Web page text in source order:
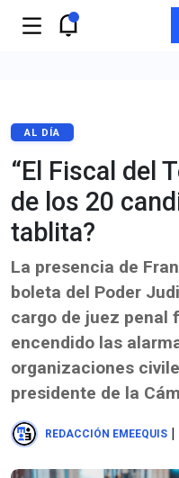
AL DÍA
“El Fiscal del
de los 20
tablita?
La presencia de
boleta del Poder
cargo de juez penal
encendido las
organizaciones
presidente de la
REDACCIÓN EMEEQUIS |